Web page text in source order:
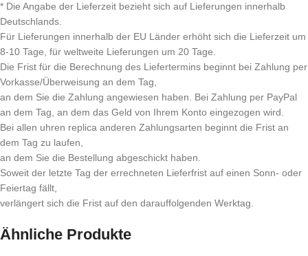
* Die Angabe der Lieferzeit bezieht sich auf Lieferungen innerhalb
Deutschlands.
Für Lieferungen innerhalb der EU Länder erhöht sich die Lieferzeit um
8-10 Tage, für weltweite Lieferungen um 20 Tage.
Die Frist für die Berechnung des Liefertermins beginnt bei Zahlung per
Vorkasse/Überweisung an dem Tag,
an dem Sie die Zahlung angewiesen haben. Bei Zahlung per PayPal
an dem Tag, an dem das Geld von Ihrem Konto eingezogen wird.
Bei allen uhren replica anderen Zahlungsarten beginnt die Frist an
dem Tag zu laufen,
an dem Sie die Bestellung abgeschickt haben.
Soweit der letzte Tag der errechneten Lieferfrist auf einen Sonn- oder
Feiertag fällt,
verlängert sich die Frist auf den darauffolgenden Werktag.
Ähnliche Produkte